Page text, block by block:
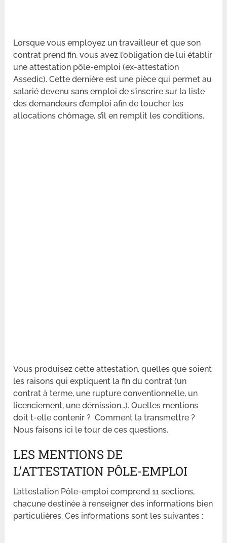
Lorsque vous employez un travailleur et que son
contrat prend fin, vous avez l’obligation de lui établir
une attestation pôle-emploi (ex-attestation
Assedic). Cette dernière est une pièce qui permet au
salarié devenu sans emploi de s’inscrire sur la liste
des demandeurs d’emploi afin de toucher les
allocations chômage, s’il en remplit les conditions.
Vous produisez cette attestation, quelles que soient
les raisons qui expliquent la fin du contrat (un
contrat à terme, une rupture conventionnelle, un
licenciement, une démission…). Quelles mentions
doit t-elle contenir ? Comment la transmettre ?
Nous faisons ici le tour de ces questions.
LES MENTIONS DE
L’ATTESTATION PÔLE-EMPLOI
L’attestation Pôle-emploi comprend 11 sections,
chacune destinée à renseigner des informations bien
particulières. Ces informations sont les suivantes :